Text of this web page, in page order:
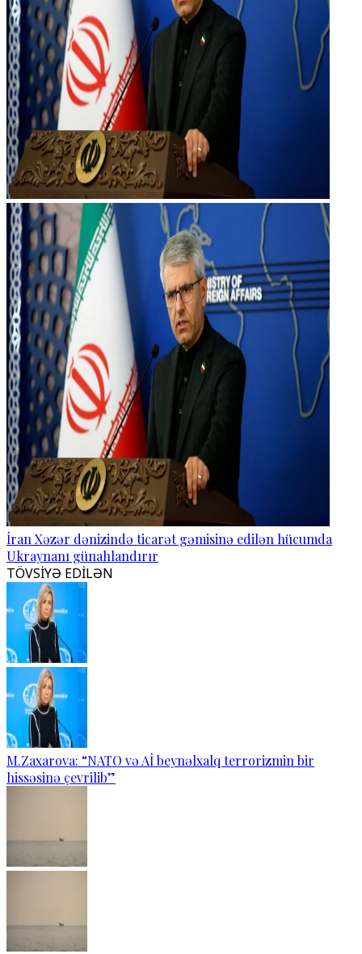
İran Xəzər dənizində ticarət gəmisinə edilən hücumda
Ukraynanı günahlandırır
TÖVSİYƏ EDİLƏN
M.Zaxarova: “NATO və Aİ beynəlxalq terrorizmin bir
hissəsinə çevrilib”